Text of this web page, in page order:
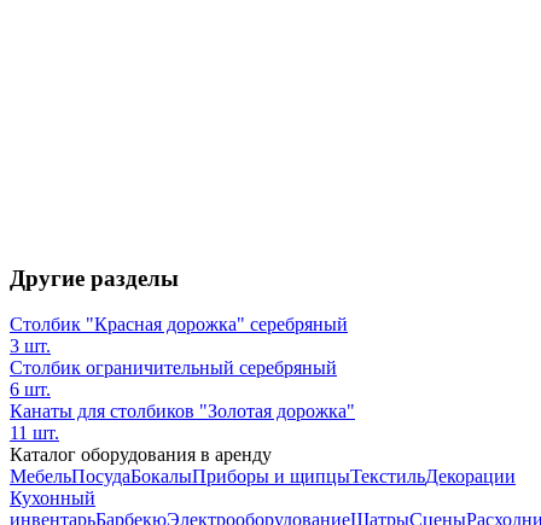
Другие разделы
Столбик "Красная дорожка" серебряный
3 шт.
Столбик ограничительный серебряный
6 шт.
Канаты для столбиков "Золотая дорожка"
11 шт.
Каталог оборудования в аренду
МебельПосудаБокалыПриборы и щипцыТекстильДекорации
Кухонный
инвентарьБарбекюЭлектрооборудованиеШатрыСцены